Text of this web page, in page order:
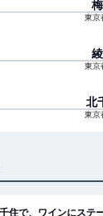
東京
東京
北
東京
住で、ワインにステ